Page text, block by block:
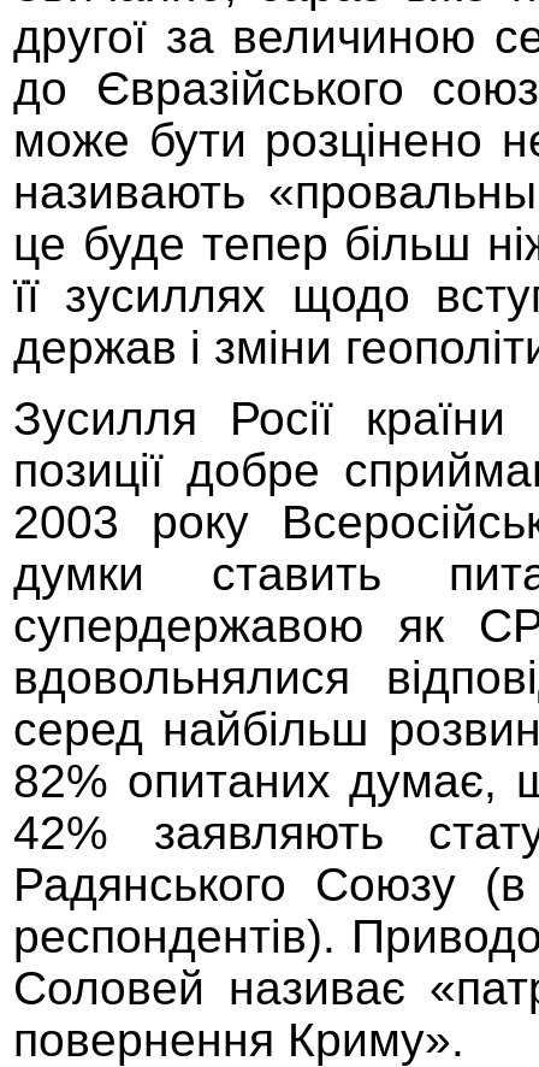
другої за величиною
до Євразійського
може бути розцінено
називають «
це буде тепер більш
її зусиллях щодо
держав і зміни
Зусилля Росії країни
позиції добре сприйма
2003 року
думки ставить
супердержавою як
вдовольнялися
серед найбільш
82% опитаних думає,
42% заявляють
Радянського Союзу
респондентів).
Соловей називає
повернення Криму».